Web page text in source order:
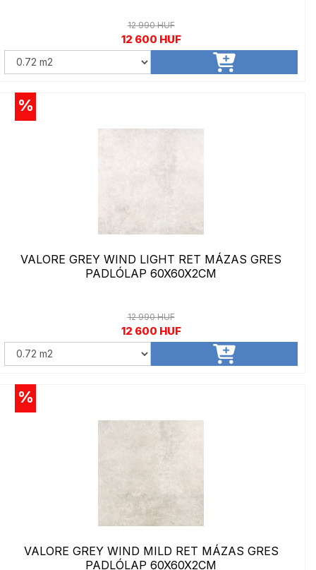
12 990 HUF
12 600 HUF
%
VALORE GREY WIND LIGHT RET MÁZAS GRES
PADLÓLAP 60X60X2CM
12 990 HUF
12 600 HUF
%
VALORE GREY WIND MILD RET MÁZAS GRES
PADLÓLAP 60X60X2CM